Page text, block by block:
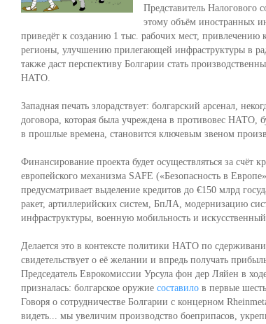
Представитель Налогового
этому объём иностранных
приведёт к созданию 1 тыс. рабочих мест,
регионы, улучшению прилегающей инфраструктуры в
также даст перспективу Болгарии стать
НАТО.
Западная печать злорадствует: болгарский арсенал,
договора, которая была учреждена в противовес НАТО,
в прошлые времена, становится ключевым звеном
Финансирование проекта будет осуществляться за
европейского механизма SAFE («Безопасность в
предусматривает выделение кредитов до €150 млрд
ракет, артиллерийских систем, БпЛА, модернизацию
инфраструктуры, военную мобильность и искусственный
Делается это в контексте политики НАТО по
свидетельствует о её желании и впредь получать
Председатель Еврокомиссии Урсула фон дер Ляйен в
призналась: болгарское оружие составилов первые шесть
Говоря о сотрудничестве Болгарии с концерном
видеть... мы увеличим производство боеприпасов,